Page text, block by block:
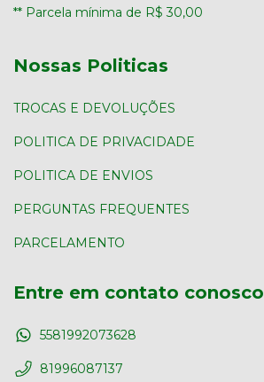
** Parcela mínima de R$ 30,00
Nossas Politicas
TROCAS E DEVOLUÇÕES
POLITICA DE PRIVACIDADE
POLITICA DE ENVIOS
PERGUNTAS FREQUENTES
PARCELAMENTO
Entre em contato conosco
5581992073628
81996087137